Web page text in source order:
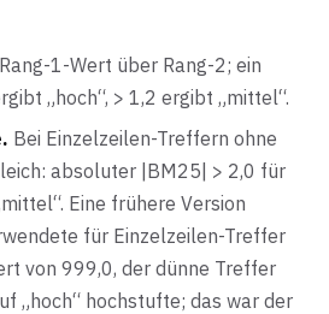
Rang-1-Wert über Rang-2; ein
„hoch“, > 1,2 ergibt „mittel“.
Bei Einzelzeilen-Treffern ohne
absoluter |BM25| > 2,0 für
Eine frühere Version
für Einzelzeilen-Treffer
von 999,0, der dünne Treffer
„hoch“ hochstufte; das war der